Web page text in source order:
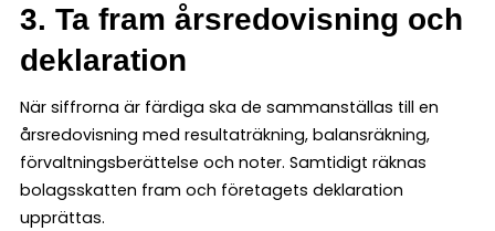
3. Ta fram årsredovisning och
deklaration
När siffrorna är färdiga ska de sammanställas till en
årsredovisning med resultaträkning, balansräkning,
förvaltningsberättelse och noter. Samtidigt räknas
bolagsskatten fram och företagets deklaration
upprättas.